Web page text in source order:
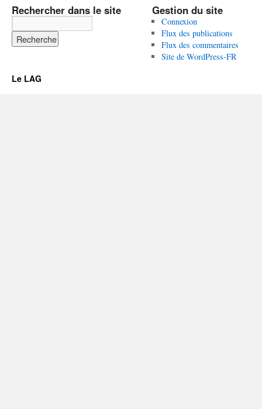
Rechercher dans le site Gestion du site
Connexion
Flux des publications
Flux des commentaires
Site de WordPress-FR
Le LAG